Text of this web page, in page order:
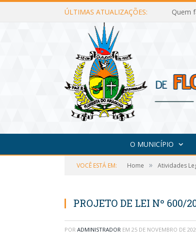
ÚLTIMAS ATUALIZAÇÕES: Quem
O MUNICÍPIO
VOCÊ ESTÁ EM: Home » Atividades
PROJETO DE LEI Nº 600/
POR ADMINISTRADOR EM 25 DE NOVEMBRO DE